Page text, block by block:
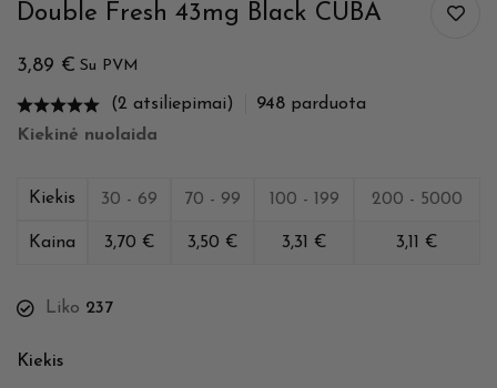
Double Fresh 43mg Black CUBA
3,89 € Su PVM
(2 atsiliepimai) 948 parduota
Kiekinė nuolaida
Kiekis 30 - 69 70 - 99 100 - 199 200 - 5000
Kaina 3,70 € 3,50 € 3,31 € 3,11 €
Liko 237
Kiekis